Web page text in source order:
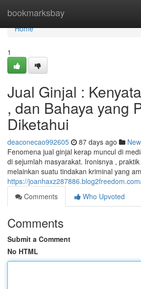
bookmarksbay
Home
Home
1
Jual Ginjal :
, dan Bahaya yang
Diketahui
deaconecao992605 87 days ago
Fenomena jual ginjal kerap muncul di
di sejumlah masyarakat. Ironisnya ,
melainkan suatu tindakan kriminal yang
https://
Comments
Who Upvoted
Comments
Submit a Comment
No HTML